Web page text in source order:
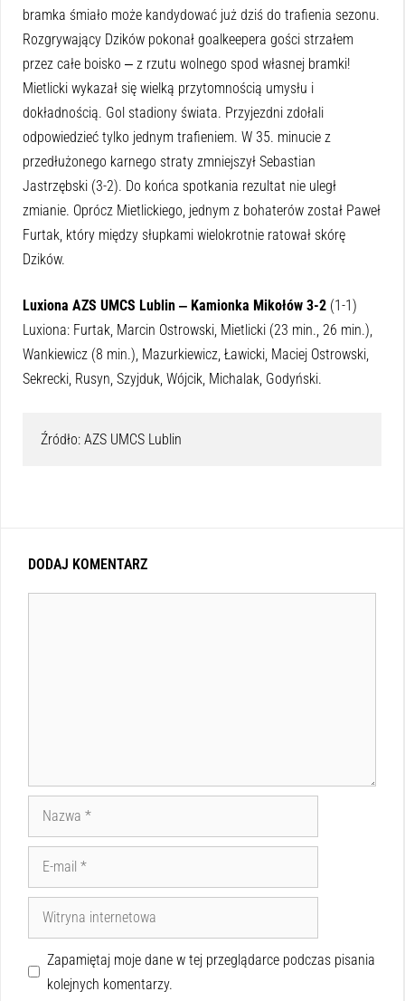
bramka śmiało może kandydować już dziś do trafienia sezonu.
Rozgrywający Dzików pokonał goalkeepera gości strzałem
przez całe boisko ‒ z rzutu wolnego spod własnej bramki!
Mietlicki wykazał się wielką przytomnością umysłu i
dokładnością. Gol stadiony świata. Przyjezdni zdołali
odpowiedzieć tylko jednym trafieniem. W 35. minucie z
przedłużonego karnego straty zmniejszył Sebastian
Jastrzębski (3-2). Do końca spotkania rezultat nie uległ
zmianie. Oprócz Mietlickiego, jednym z bohaterów został Paweł
Furtak, który między słupkami wielokrotnie ratował skórę
Dzików.
Luxiona AZS UMCS Lublin ‒ Kamionka Mikołów 3-2 (1-1)
Luxiona: Furtak, Marcin Ostrowski, Mietlicki (23 min., 26 min.),
Wankiewicz (8 min.), Mazurkiewicz, Ławicki, Maciej Ostrowski,
Sekrecki, Rusyn, Szyjduk, Wójcik, Michalak, Godyński.
Źródło: AZS UMCS Lublin
DODAJ KOMENTARZ
Zapamiętaj moje dane w tej przeglądarce podczas pisania
kolejnych komentarzy.